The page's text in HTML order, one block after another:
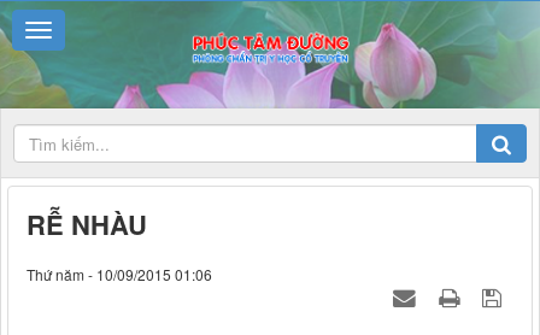
RỄ NHÀU
Thứ năm - 10/09/2015 01:06